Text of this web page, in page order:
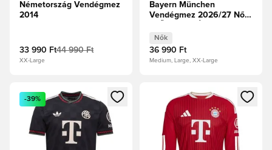
Németország Vendégmez
2014
33 990 Ft44 990 Ft
XX-Large
Bayern München
Vendégmez 2026/27 Női
Nők
36 990 Ft
Medium, Large, XX-Large
Megnyit egy modált a bejelentkezéshez vagy a tagként
-39%
Megnyit egy modált a